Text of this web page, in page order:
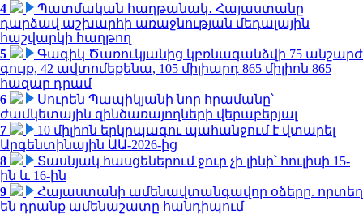
4
Պատմական հաղթանակ․ Հայաստանը
դարձավ աշխարհի առաջնության մեդալային
հաշվարկի հաղթող
5
Գագիկ Ծառուկյանից կբռնագանձվի 75 անշարժ
գույք, 42 ավտոմեքենա, 105 միլիարդ 865 միլիոն 865
հազար դրամ
6
Սուրեն Պապիկյանի նոր հրամանը՝
ժամկետային զինծառայողների վերաբերյալ
7
10 միլիոն երկրպագու պահանջում է վտարել
Արգենտինային ԱԱ-2026-ից
8
Տասնյակ հասցեներում ջուր չի լինի՝ հուլիսի 15-
ին և 16-ին
9
Հայաստանի ամենավտանգավոր օձերը. որտեղ
են դրանք ամենաշատը հանդիպում